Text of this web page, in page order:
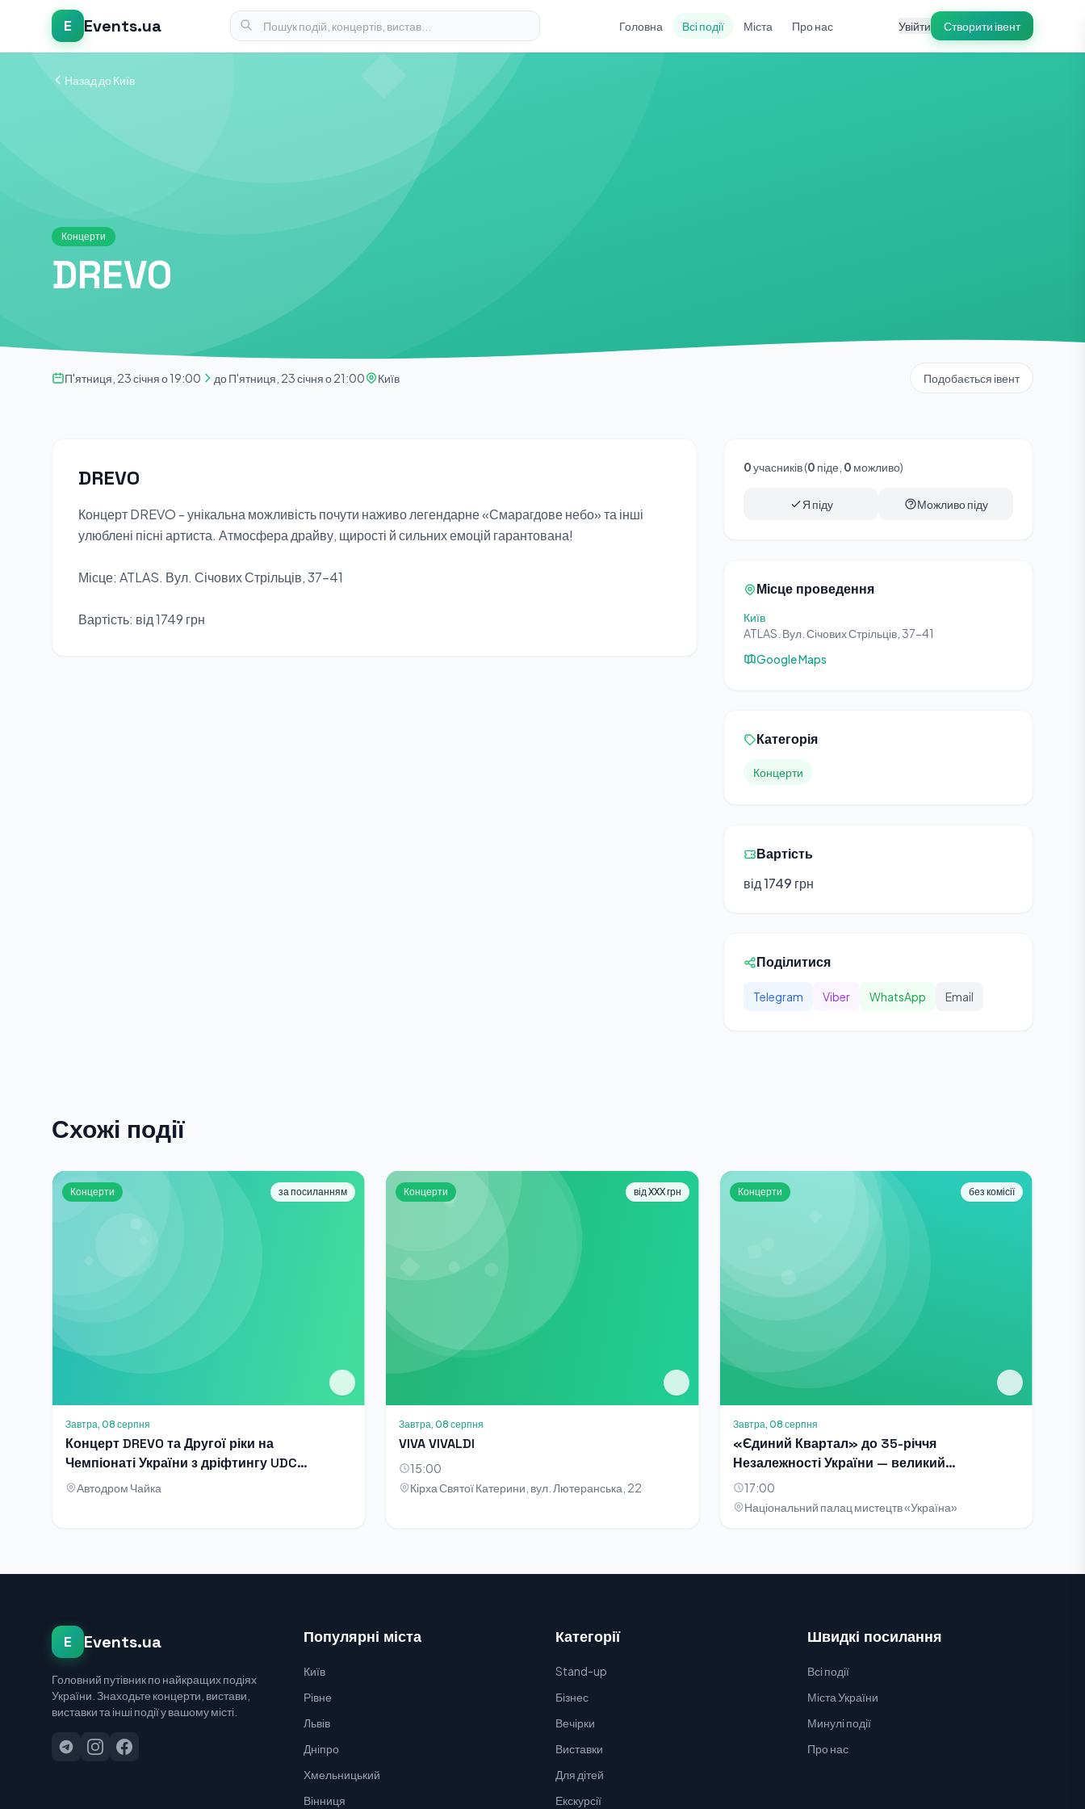
E Events.ua Головна Всі події Міста Про нас Увійти Створити івент
Назад до Київ
Концерти
DREVO
П'ятниця, 23 січня о 19:00 до П'ятниця, 23 січня о 21:00 Київ Подобається івент
DREVO
Концерт DREVO - унікальна можливість почути наживо легендарне «Смарагдове небо» та інші
улюблені пісні артиста. Атмосфера драйву, щирості й сильних емоцій гарантована!
Місце: ATLAS. Вул. Січових Стрільців, 37-41
Вартість: від 1749 грн
0учасників (0 піде, 0 можливо)
Я піду Можливо піду
Місце проведення
Київ
ATLAS. Вул. Січових Стрільців, 37-41
Google Maps
Категорія
Концерти
Вартість
від 1749 грн
Поділитися
Telegram Viber WhatsApp Email
Схожі події
Концерти за посиланням
Завтра, 08 серпня
Концерт DREVO та Другої ріки на
Чемпіонаті України з дріфтингу UDC
2026
Автодром Чайка
Концерти від XXX грн
Завтра, 08 серпня
VIVA VIVALDI
15:00
Кірха Святої Катерини, вул. Лютеранська, 22
Концерти без комісії
Завтра, 08 серпня
«Єдиний Квартал» до 35-річчя
Незалежності України — великий
благодійний концерт-телезйомка
17:00
Національний палац мистецтв «Україна»
E Events.ua
Головний путівник по найкращих подіях
України. Знаходьте концерти, вистави,
виставки та інші події у вашому місті.
Популярні міста
Київ
Рівне
Львів
Дніпро
Хмельницький
Вінниця
Категорії
Stand-up
Бізнес
Вечірки
Виставки
Для дітей
Екскурсії
Швидкі посилання
Всі події
Міста України
Минулі події
Про нас